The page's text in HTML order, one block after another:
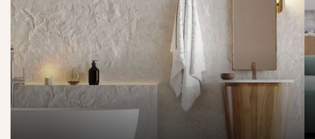
ook de uitsplitsing van de huur en de totale huur
per maand.
- Alle potentiële huurders worden uitgebreide
gescreend uit op onder andere
kredietwaardigheid en inkomstentoets.
- Bij het huren van woonruimte brengen we EUR
125 in rekening voor het verrichten van deze
huurders check.